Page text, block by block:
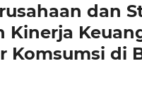
dan
Kinerja
Komsumsi di